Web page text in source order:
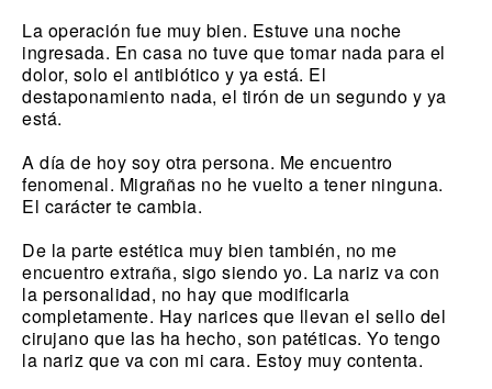
La operación fue muy bien. Estuve una noche
ingresada. En casa no tuve que tomar nada para el
dolor, solo el antibiótico y ya está. El
destaponamiento nada, el tirón de un segundo y ya
está.
A día de hoy soy otra persona. Me encuentro
fenomenal. Migrañas no he vuelto a tener ninguna.
El carácter te cambia.
De la parte estética muy bien también, no me
encuentro extraña, sigo siendo yo. La nariz va con
la personalidad, no hay que modificarla
completamente. Hay narices que llevan el sello del
cirujano que las ha hecho, son patéticas. Yo tengo
la nariz que va con mi cara. Estoy muy contenta.